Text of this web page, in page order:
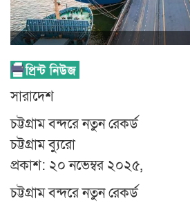
সারাদেশ
চট্টগ্রাম বন্দরে নতুন রেকর্ড
চট্টগ্রাম ব্যুরো
প্রকাশ: ২০ নভেম্বর ২০২৫,
চট্টগ্রাম বন্দরে নতুন রেকর্ড